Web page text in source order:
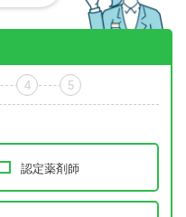
4 5
認定薬剤師